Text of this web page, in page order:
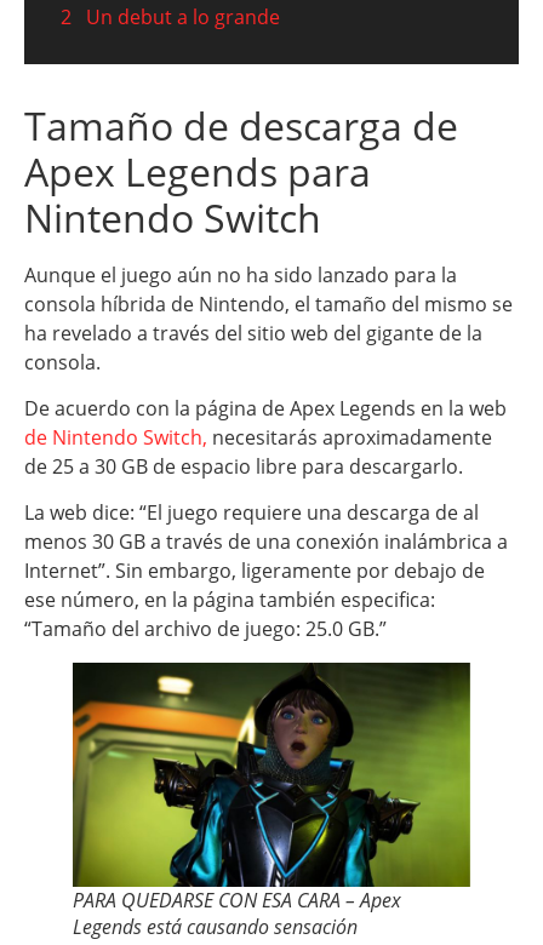
2 Un debut a lo grande
Tamaño de descarga de
Apex Legends para
Nintendo Switch
Aunque el juego aún no ha sido lanzado para la
consola híbrida de Nintendo, el tamaño del mismo se
ha revelado a través del sitio web del gigante de la
consola.
De acuerdo con la página de Apex Legends en la web
de Nintendo Switch, necesitarás aproximadamente
de 25 a 30 GB de espacio libre para descargarlo.
La web dice: “El juego requiere una descarga de al
menos 30 GB a través de una conexión inalámbrica a
Internet”. Sin embargo, ligeramente por debajo de
ese número, en la página también especifica:
“Tamaño del archivo de juego: 25.0 GB.”
PARA QUEDARSE CON ESA CARA – Apex
Legends está causando sensación